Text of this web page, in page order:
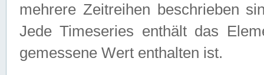
mehrere Zeitreihen beschrieben
Jede Timeseries enthält das
gemessene Wert enthalten ist.